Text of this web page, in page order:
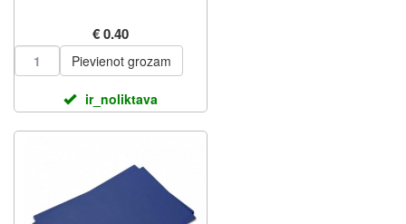
€ 0.40
Pievienot grozam
ir_noliktava